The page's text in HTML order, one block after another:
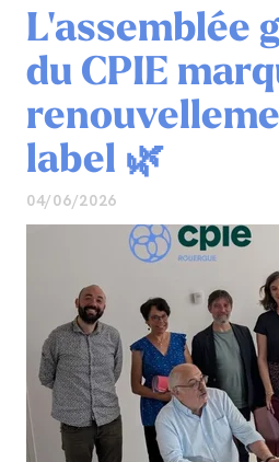
L'assemblée
du CPIE
label 🌿
04/06/2026